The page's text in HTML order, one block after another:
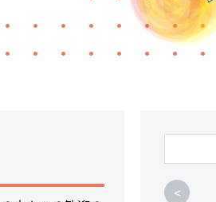
事業
<